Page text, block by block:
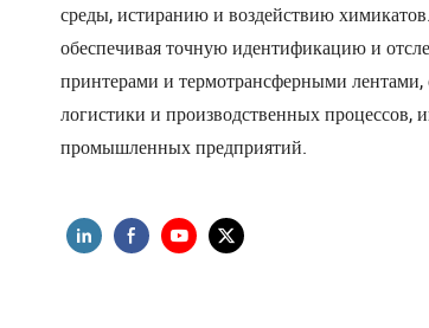
среды, истиранию и воздействию
обеспечивая точную идентификацию и
принтерами и термотрансферными
логистики и производственных
промышленных предприятий.